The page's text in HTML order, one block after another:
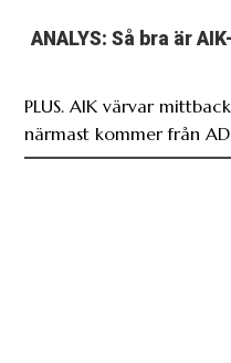
ANALYS: Så bra är
PLUS. AIK värvar
närmast kommer från